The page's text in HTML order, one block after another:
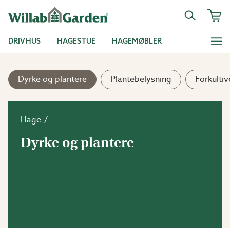
DRIVHUS HAGESTUE HAGEMØBLER
Dyrke og plantere Plantebelysning
Hage
Dyrke og plantere